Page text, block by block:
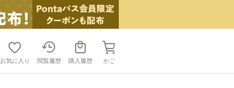
お気に入り 閲覧履歴 購入履歴 かご